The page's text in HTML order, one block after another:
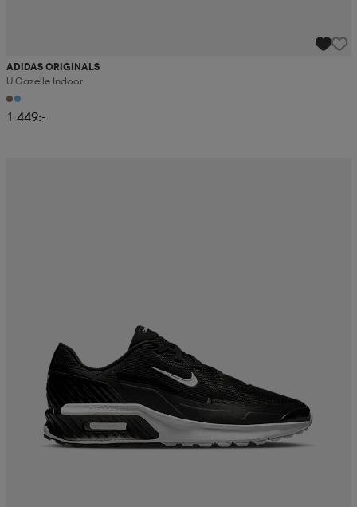
ADIDAS ORIGINALS
U Gazelle Indoor
1 449:-